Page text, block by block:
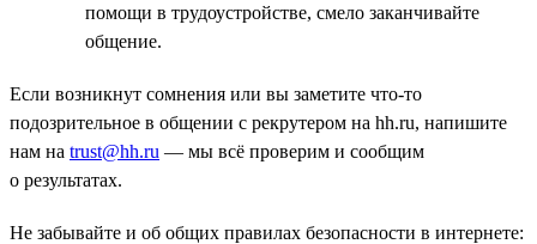
помощи в трудоустройстве, смело заканчивайте
общение.
Если возникнут сомнения или вы заметите что-то
подозрительное в общении с рекрутером на hh.ru, напишите
нам на trust@hh.ru — мы всё проверим и сообщим
о результатах.
Не забывайте и об общих правилах безопасности в интернете: